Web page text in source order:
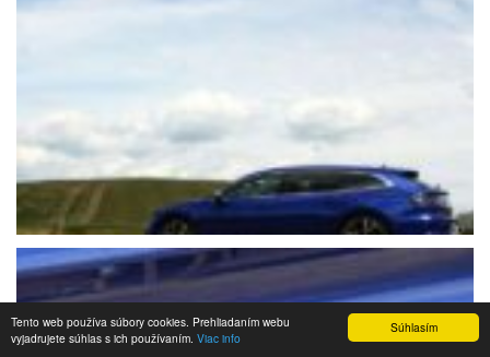
Súhlasím
Tento web používa súbory cookies. Prehliadaním webu
vyjadrujete súhlas s ich používaním. Viac info